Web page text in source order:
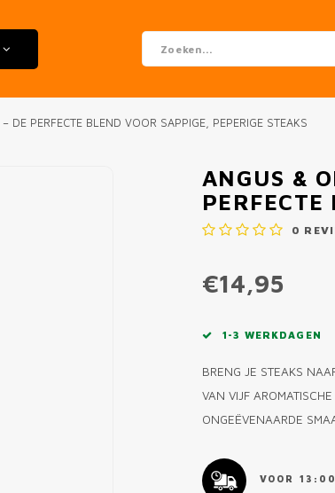
DE PERFECTE BLEND VOOR SAPPIGE, PEPERIGE STEAKS
ANGUS &
PERFECTE
0
€14,95
1-3 WERKDAGEN
BRENG JE STEAKS
VAN VIJF
ONGEËVENAARDE
VOOR